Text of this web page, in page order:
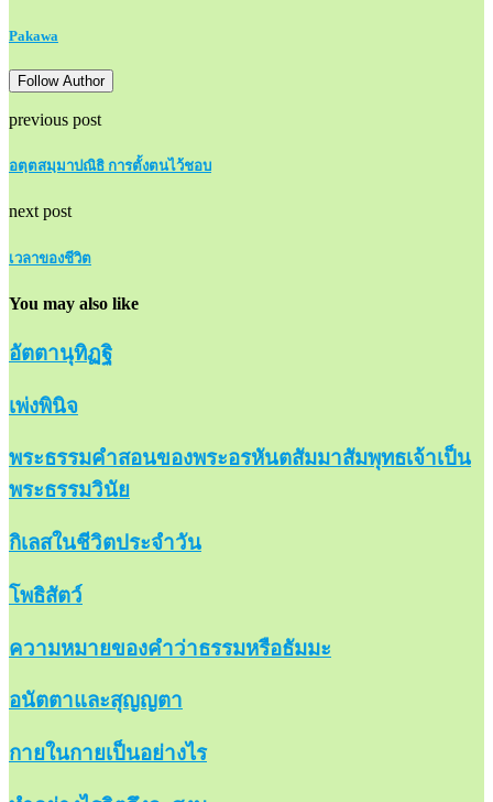
Pakawa
Follow Author
previous post
อตฺตสมฺมาปณิธิ การตั้งตนไว้ชอบ
next post
เวลาของชีวิต
You may also like
อัตตานุทิฏฐิ
เพ่งพินิจ
พระธรรมคำสอนของพระอรหันตสัมมาสัมพุทธเจ้าเป็น
พระธรรมวินัย
กิเลสในชีวิตประจำวัน
โพธิสัตว์
ความหมายของคำว่าธรรมหรือธัมมะ
อนัตตาและสุญญตา
กายในกายเป็นอย่างไร